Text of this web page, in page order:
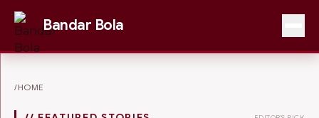
Bandar Bola
/HOME